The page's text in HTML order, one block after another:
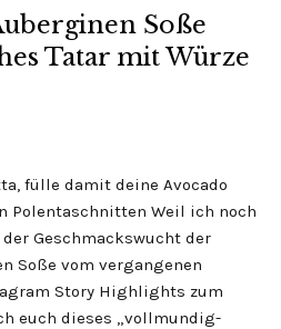
Soße
Tatar mit Würze
fülle damit deine Avocado
Polentaschnitten Weil ich noch
Geschmackswucht der
Soße vom vergangenen
Story Highlights zum
euch dieses „vollmundig-